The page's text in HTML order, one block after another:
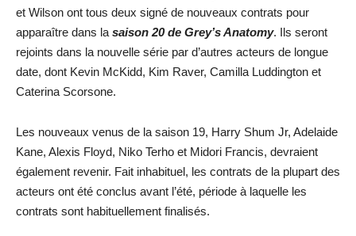
et Wilson ont tous deux signé de nouveaux contrats pour
apparaître dans la saison 20 de Grey’s Anatomy. Ils seront
rejoints dans la nouvelle série par d’autres acteurs de longue
date, dont Kevin McKidd, Kim Raver, Camilla Luddington et
Caterina Scorsone.
Les nouveaux venus de la saison 19, Harry Shum Jr, Adelaide
Kane, Alexis Floyd, Niko Terho et Midori Francis, devraient
également revenir. Fait inhabituel, les contrats de la plupart des
acteurs ont été conclus avant l’été, période à laquelle les
contrats sont habituellement finalisés.